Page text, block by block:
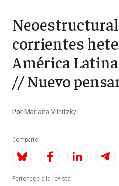
corrientes
América
// Nuevo
Por Mariana Vilnitzky
Comparte
Pertenece a la revista